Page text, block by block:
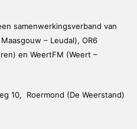
samenwerkingsverband van
– Leudal), OR6
en WeertFM (Weert –
10, Roermond (De Weerstand)